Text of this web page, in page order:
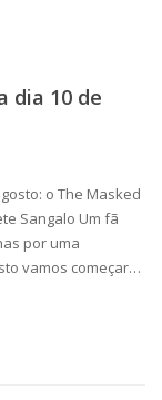
dia 10 de
o The Masked
Sangalo Um fã
por uma
vamos começar…